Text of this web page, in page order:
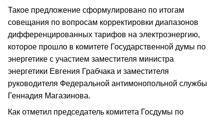
Такое предложение сформулировано по итогам
совещания по вопросам корректировки диапазонов
дифференцированных тарифов на электроэнергию,
которое прошло в комитете Государственной думы по
энергетике с участием заместителя министра
энергетики Евгения Грабчака и заместителя
руководителя Федеральной антимонопольной службы
Геннадия Магазинова.
Как отметил председатель комитета Госдумы по